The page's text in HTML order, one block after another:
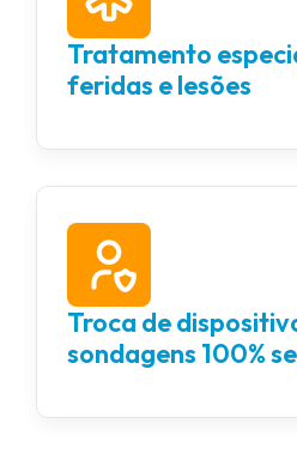
Tratamento
feridas e lesões
Troca de
sondagens 100%